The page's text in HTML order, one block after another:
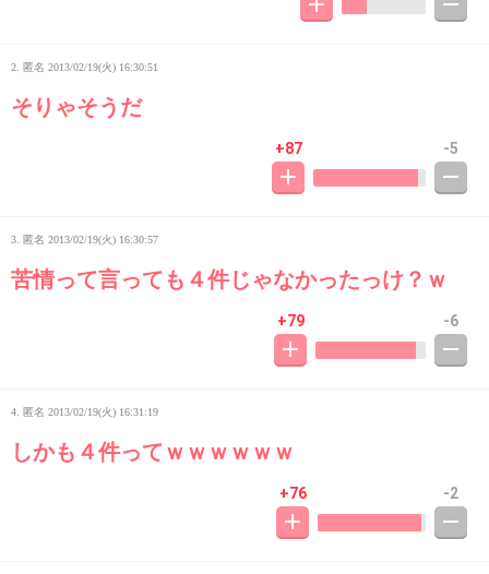
2. 匿名 2013/02/19(火) 16:30:51
そりゃそうだ
+87 -5
3. 匿名 2013/02/19(火) 16:30:57
苦情って言っても４件じゃなかったっけ？ｗ
+79 -6
4. 匿名 2013/02/19(火) 16:31:19
しかも４件ってｗｗｗｗｗｗ
+76 -2